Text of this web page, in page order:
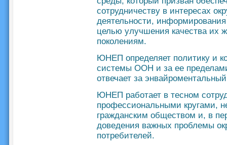
сотрудничеству в интересах
деятельности,
целью улучшения качества их
поколениям.
ЮНЕП определяет политику и
системы ООН и за ее
отвечает за
ЮНЕП работает в тесном
профессиональными кругами,
гражданским обществом и, в
доведения важных проблемы
потребителей.